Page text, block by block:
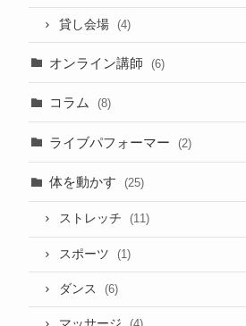
貸し会場 (4)
オンライン講師 (6)
コラム (8)
ライブパフォーマー (2)
体を動かす (25)
ストレッチ (11)
スポーツ (1)
ダンス (6)